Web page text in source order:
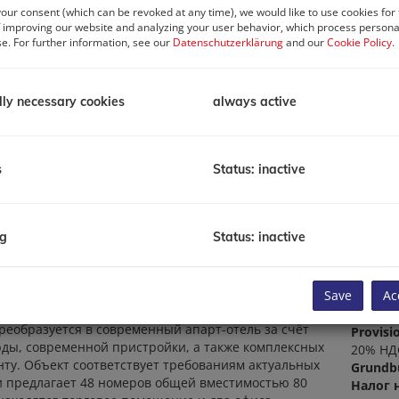
отель в Вене (район
редкую возможность для инвесторов: на
объект для краткосрочной аренды —
растущий спрос со стороны
в современный апарт-отель за счёт
современной пристройки, а также комплексных
Объект соответствует требованиям актуальных
48 номеров общей вместимостью 80
Цена
Цена
20%
Налог
consent (which can be revoked at any time), we would like to use cookies for
our website and analyzing your user behavior, which process
For further information, see our Datenschutzerklärungand ourCookie Policy.
necessary cookies always active
Status: inactive
Status: inactive
Save